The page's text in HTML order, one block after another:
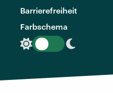
Barrierefreiheit
Farbschema